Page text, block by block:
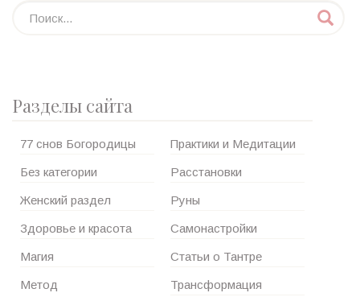
Разделы сайта
77 снов Богородицы
Без категории
Женский раздел
Здоровье и красота
Магия
Метод
Практики и Медитации
Расстановки
Руны
Самонастройки
Статьи о Тантре
Трансформация